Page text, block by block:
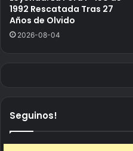
1992 Rescatada Tras 27
Años de Olvido
2026-08-04
Seguinos!